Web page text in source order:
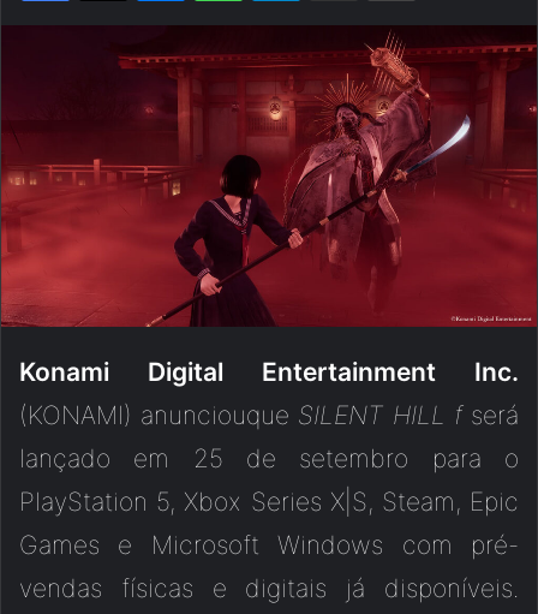
Konami Digital Entertainment Inc.
(KONAMI) anunciouque SILENT HILL f será
lançado em 25 de setembro para o
PlayStation 5, Xbox Series X|S, Steam, Epic
Games e Microsoft Windows com pré-
vendas físicas e digitais já disponíveis.